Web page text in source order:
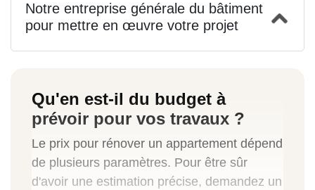
Notre entreprise générale du bâtiment
pour mettre en œuvre votre projet
Qu'en est-il du budget à
prévoir pour vos travaux ?
Le prix pour rénover un appartement dépend
de plusieurs paramètres. Pour être sûr
d'avoir une estimation précise, demandez un